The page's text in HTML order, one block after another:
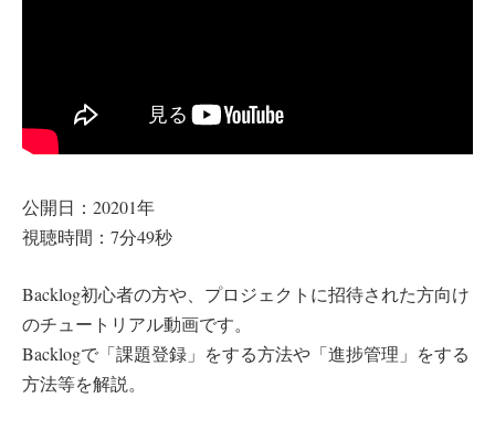
公開日：20201年
視聴時間：7分49秒
Backlog初心者の方や、プロジェクトに招待された方向け
のチュートリアル動画です。
Backlogで「課題登録」をする方法や「進捗管理」をする
方法等を解説。